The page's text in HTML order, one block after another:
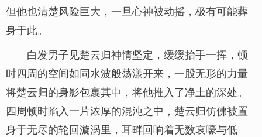
但他也清楚风险巨大，一旦心神被动摇，极有可能葬
身于此。
白发男子见楚云归神情坚定，缓缓抬手一挥，顿
时四周的空间如同水波般荡漾开来，一股无形的力量
将楚云归的身影包裹其中，将他推入了净土的深处。
四周顿时陷入一片浓厚的混沌之中，楚云归仿佛被置
身于无尽的轮回漩涡里，耳畔回响着无数哀嚎与低